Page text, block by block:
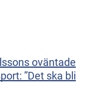
oväntade
”Det ska bli